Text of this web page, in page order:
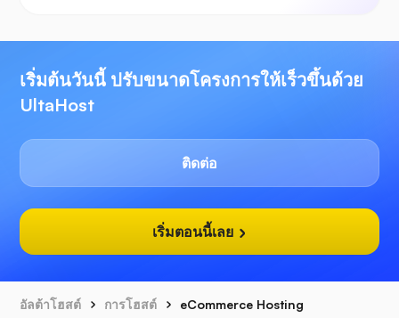
เริ่มต้นวันนี้ ปรับขนาดโครงการให้เร็วขึ้นด้วย
UltaHost
ติดต่อ
เริ่มตอนนี้เลย
อัลต้าโฮสต์ การโฮสต์ eCommerce Hosting